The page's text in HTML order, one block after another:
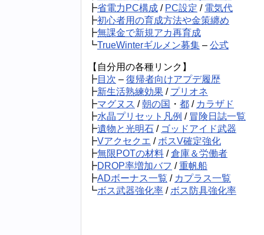
┣省電力PC構成 / PC設定 / 電気代
┣初心者用の育成方法や金策纏め
┣無課金で新規アカ再育成
┗TrueWinterギルメン募集 – 公式
【自分用の各種リンク】
┣目次 – 復帰者向けアプデ履歴
┣新生活熟練効果 / プリオネ
┣マグヌス /朝の国 ・ 都 / カラザド
┣水晶プリセット凡例 / 冒険日誌一覧
┣遺物と光明石 / ゴッドアイド武器
┣Vアクセクエ / ボスV確定強化
┣無限POTの材料 /倉庫＆労働者
┣DROP率増加バフ /重帆船
┣ADボーナス一覧 / カプラス一覧
┗ボス武器強化率 / ボス防具強化率